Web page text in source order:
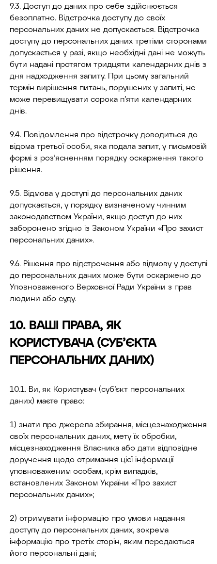
9.3. Доступ до даних про себе здійснюється
безоплатно. Відстрочка доступу до своїх
персональних даних не допускається. Відстрочка
доступу до персональних даних третіми сторонами
допускається у разі, якщо необхідні дані не можуть
бути надані протягом тридцяти календарних днів з
дня надходження запиту. При цьому загальний
термін вирішення питань, порушених у запиті, не
може перевищувати сорока п’яти календарних
днів.
9.4. Повідомлення про відстрочку доводиться до
відома третьої особи, яка подала запит, у письмовій
формі з роз’ясненням порядку оскарження такого
рішення.
9.5. Відмова у доступі до персональних даних
допускається, у порядку визначеному чинним
законодавством України, якщо доступ до них
заборонено згідно із Законом України «Про захист
персональних даних».
9.6. Рішення про відстрочення або відмову у доступі
до персональних даних може бути оскаржено до
Уповноваженого Верховної Ради України з прав
людини або суду.
10. ВАШІ ПРАВА, ЯК
КОРИСТУВАЧА (СУБ’ЄКТА
ПЕРСОНАЛЬНИХ ДАНИХ)
10.1. Ви, як Користувач (суб’єкт персональних
даних) маєте право:
1) знати про джерела збирання, місцезнаходження
своїх персональних даних, мету їх обробки,
місцезнаходження Власника або дати відповідне
доручення щодо отримання цієї інформації
уповноваженим особам, крім випадків,
встановлених Законом України «Про захист
персональних даних»;
2) отримувати інформацію про умови надання
доступу до персональних даних, зокрема
інформацію про третіх сторін, яким передаються
його персональні дані;